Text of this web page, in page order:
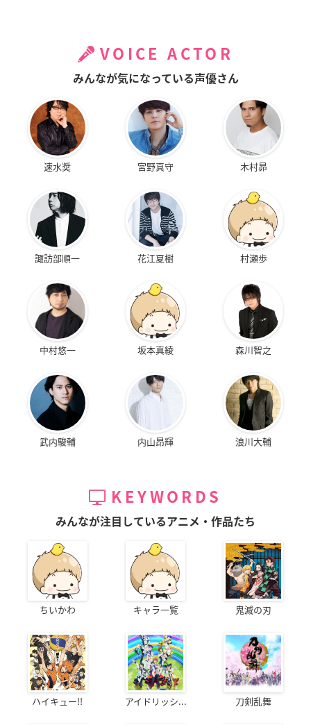
VOICE ACTOR
みんなが気になっている声優さん
速水奨 宮野真守 木村昴
諏訪部順一 花江夏樹 村瀬歩
中村悠一 坂本真綾 森川智之
武内駿輔 内山昂輝 浪川大輔
KEYWORDS
みんなが注目しているアニメ・作品たち
ちいかわ キャラ一覧 鬼滅の刃
ハイキュー!! アイドリッシ... 刀剣乱舞